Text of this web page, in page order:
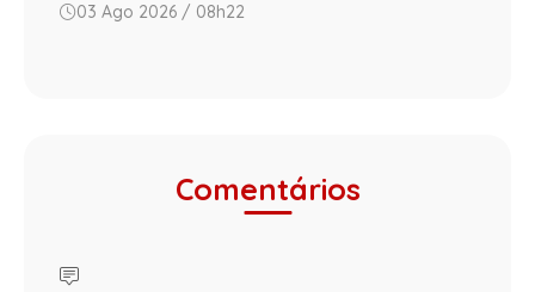
03 Ago 2026 / 08h22
Comentários